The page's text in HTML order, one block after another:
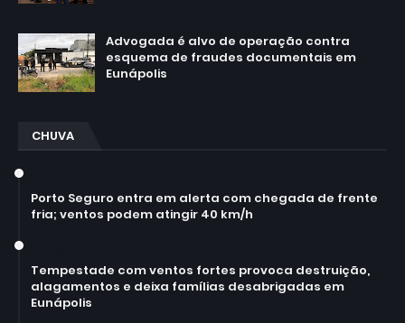
Advogada é alvo de operação contra
esquema de fraudes documentais em
Eunápolis
CHUVA
Porto Seguro entra em alerta com chegada de frente
fria; ventos podem atingir 40 km/h
Tempestade com ventos fortes provoca destruição,
alagamentos e deixa famílias desabrigadas em
Eunápolis